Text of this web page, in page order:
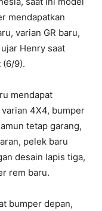
mendapatkan
varian GR baru,
Henry saat
(6/9).
mendapat
4X4, bumper
tetap garang,
pelek baru
desain lapis tiga,
rem baru.
bumper depan,